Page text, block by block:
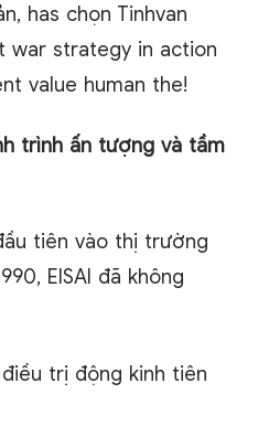
, has chọn Tinhvan
war strategy in action
value human the!
trình ấn tượng và tầm
tiên vào thị trường
EISAI đã không
trị động kinh tiên